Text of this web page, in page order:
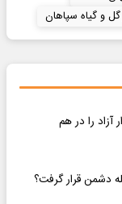
گل و گیاه سپاهان
آزاد را در هم
دشمن قرار گرفت؟